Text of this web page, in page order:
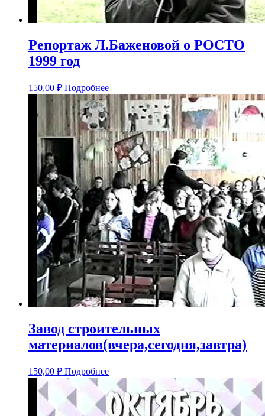
Репортаж Л.Баженовой о РОСТО
1999 год
150,00 ₽ Подробнее
Завод строительных
материалов(вчера,сегодня,завтра)
150,00 ₽ Подробнее